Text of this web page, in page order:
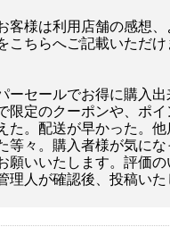
客様は利用店舗の感想、
こちらへご記載いただ
ーセールでお得に購入出
限定のクーポンや、ポイ
た。配送が早かった。他
等々。購入者様が気にな
願いいたします。評価の
理人が確認後、投稿いた